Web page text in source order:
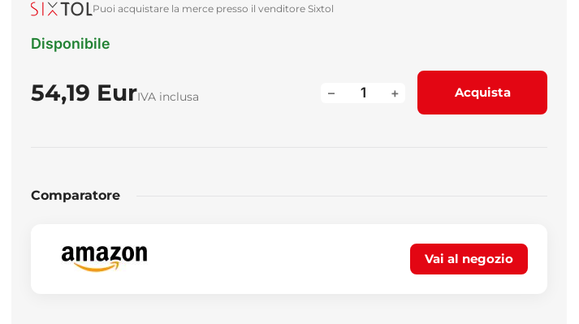
Puoi acquistare la merce presso il venditore Sixtol
Disponibile
54,19 EurIVA inclusa +
– Acquista
Comparatore
Vai al negozio